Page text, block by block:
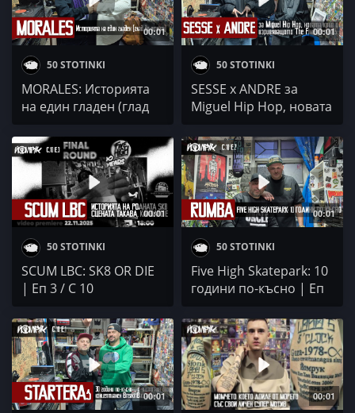
00:01
50 STOTINKI
MORALES: Историята
на един гладен (глад
00:01
50 STOTINKI
SESSE x ANDRE за
Miguel Hip Hop, новата
Elements | Еп 5 / С 10
00:01
50 STOTINKI
SCUM LBC: SK8 OR DIE
| Еп 3 / С 10
00:01
50 STOTINKI
Five High Skatepark: 10
години по-късно | Еп
00:01 00:01